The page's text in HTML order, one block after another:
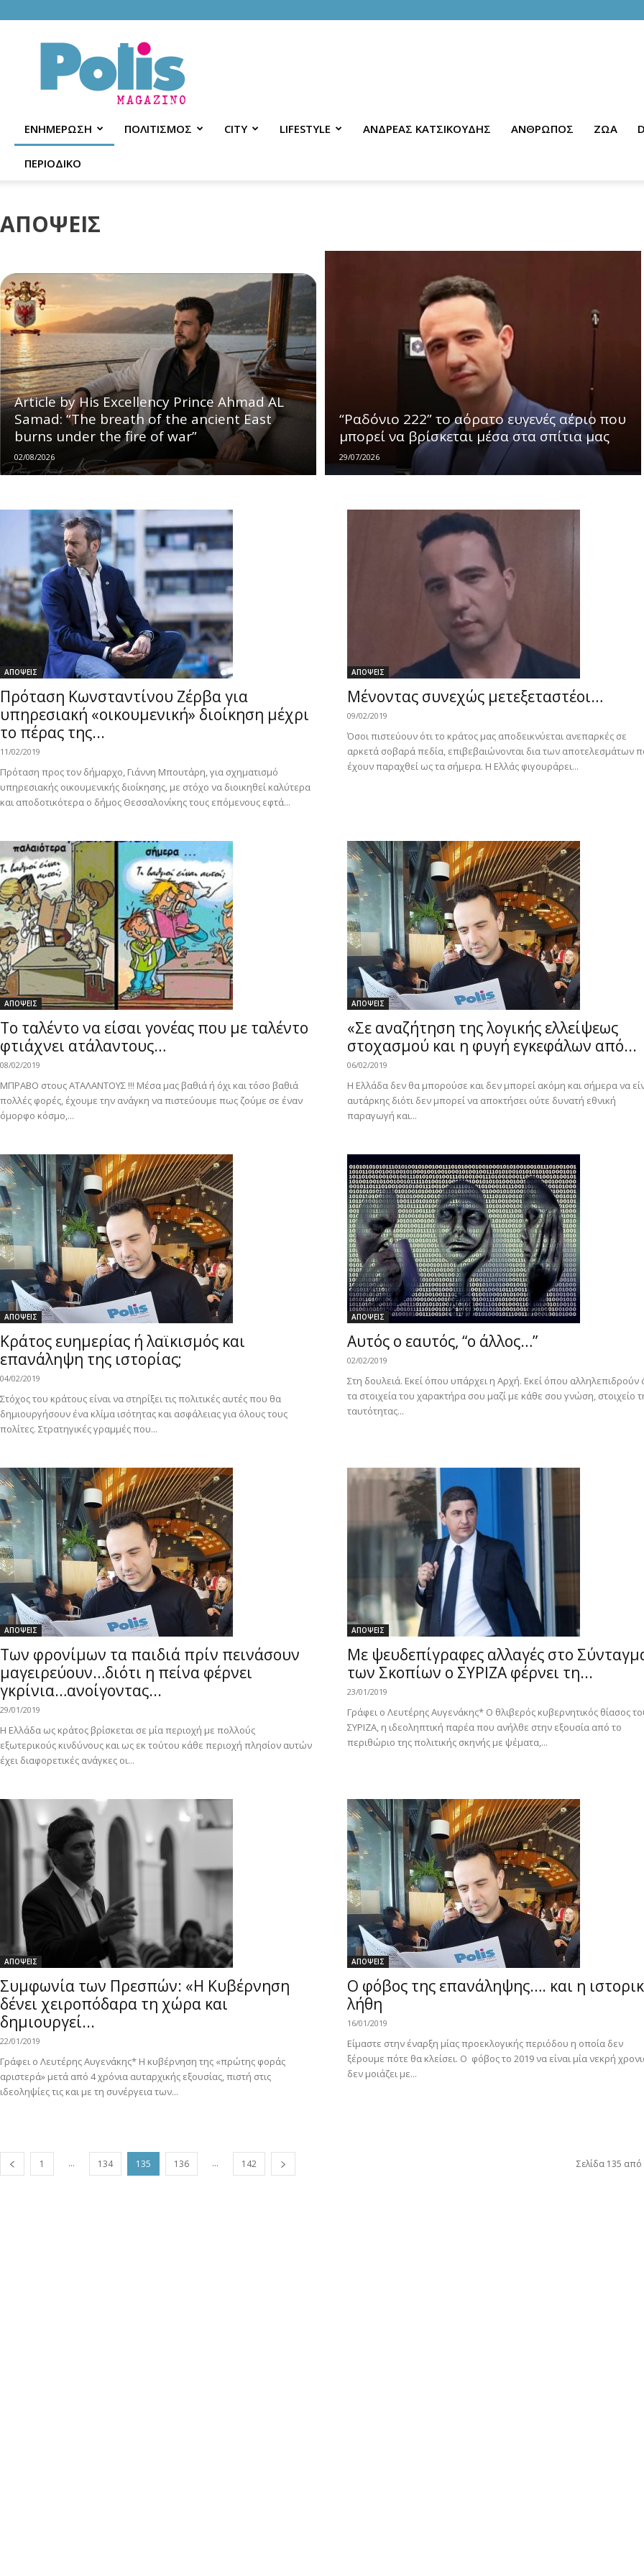
Polis
Magazino
ΕΝΗΜΕΡΩΣΗ ΠΟΛΙΤΙΣΜΟΣ CITY LIFESTYLE ΑΝΔΡΕΑΣ ΚΑΤΣΙΚΟΥΔΗΣ ΑΝΘΡΩΠΟΣ ΖΩΑ
ΠΕΡΙΟΔΙΚΟ
ΑΠΟΨΕΙΣ
Article by His Excellency Prince Ahmad AL
Samad: “The breath of the ancient East
burns under the fire of war”
02/08/2026
“Ραδόνιο 222” το αόρατο ευγενές αέριο που
μπορεί να βρίσκεται μέσα στα σπίτια μας
29/07/2026
ΑΠΟΨΕΙΣ
Πρόταση Κωνσταντίνου Ζέρβα για
υπηρεσιακή «οικουμενική» διοίκηση μέχρι
το πέρας της...
11/02/2019
Πρόταση προς τον δήμαρχο, Γιάννη Μπουτάρη, για σχηματισμό
υπηρεσιακής οικουμενικής διοίκησης, με στόχο να διοικηθεί καλύτερα
και αποδοτικότερα ο δήμος Θεσσαλονίκης τους επόμενους εφτά...
ΑΠΟΨΕΙΣ
Μένοντας συνεχώς μετεξεταστέοι…
09/02/2019
Όσοι πιστεύουν ότι το κράτος μας αποδεικνύεται ανεπαρκές σε
αρκετά σοβαρά πεδία, επιβεβαιώνονται δια των αποτελεσμάτων
έχουν παραχθεί ως τα σήμερα. Η Ελλάς φιγουράρει...
ΑΠΟΨΕΙΣ
Το ταλέντο να είσαι γονέας που με ταλέντο
φτιάχνει ατάλαντους…
08/02/2019
ΜΠΡΑΒΟ στους ΑΤΑΛΑΝΤΟΥΣ !!! Μέσα μας βαθιά ή όχι και τόσο βαθιά
πολλές φορές, έχουμε την ανάγκη να πιστεύουμε πως ζούμε σε έναν
όμορφο κόσμο,...
ΑΠΟΨΕΙΣ
«Σε αναζήτηση της λογικής ελλείψεως
στοχασμού και η φυγή εγκεφάλων από...
06/02/2019
Η Ελλάδα δεν θα μπορούσε και δεν μπορεί ακόμη και σήμερα να
αυτάρκης διότι δεν μπορεί να αποκτήσει ούτε δυνατή εθνική
παραγωγή και...
ΑΠΟΨΕΙΣ
Κράτος ευημερίας ή λαϊκισμός και
επανάληψη της ιστορίας;
04/02/2019
Στόχος του κράτους είναι να στηρίξει τις πολιτικές αυτές που θα
δημιουργήσουν ένα κλίμα ισότητας και ασφάλειας για όλους τους
πολίτες. Στρατηγικές γραμμές που...
ΑΠΟΨΕΙΣ
Αυτός ο εαυτός, “ο άλλος…”
02/02/2019
Στη δουλειά. Εκεί όπου υπάρχει η Αρχή. Εκεί όπου αλληλεπιδρούν
τα στοιχεία του χαρακτήρα σου μαζί με κάθε σου γνώση, στοιχείο
ταυτότητας...
ΑΠΟΨΕΙΣ
Των φρονίμων τα παιδιά πρίν πεινάσουν
μαγειρεύουν…διότι η πείνα φέρνει
γκρίνια…ανοίγοντας...
29/01/2019
Η Ελλάδα ως κράτος βρίσκεται σε μία περιοχή με πολλούς
εξωτερικούς κινδύνους και ως εκ τούτου κάθε περιοχή πλησίον αυτών
έχει διαφορετικές ανάγκες οι...
ΑΠΟΨΕΙΣ
Με ψευδεπίγραφες αλλαγές στο
των Σκοπίων ο ΣΥΡΙΖΑ φέρνει τη...
23/01/2019
Γράφει ο Λευτέρης Αυγενάκης* Ο θλιβερός κυβερνητικός θίασος
ΣΥΡΙΖΑ, η ιδεοληπτική παρέα που ανήλθε στην εξουσία από το
περιθώριο της πολιτικής σκηνής με ψέματα,...
ΑΠΟΨΕΙΣ
Συμφωνία των Πρεσπών: «Η Κυβέρνηση
δένει χειροπόδαρα τη χώρα και
δημιουργεί...
22/01/2019
Γράφει ο Λευτέρης Αυγενάκης* Η κυβέρνηση της «πρώτης φοράς
αριστερά» μετά από 4 χρόνια αυταρχικής εξουσίας, πιστή στις
ιδεοληψίες τις και με τη συνέργεια των...
ΑΠΟΨΕΙΣ
Ο φόβος της επανάληψης…. και η
λήθη
16/01/2019
Είμαστε στην έναρξη μίας προεκλογικής περιόδου η οποία δεν
ξέρουμε πότε θα κλείσει. Ο φόβος το 2019 να είναι μία νεκρή
δεν μοιάζει με...
1 ... 134 135 136 ... 142 Σελίδα 135 από